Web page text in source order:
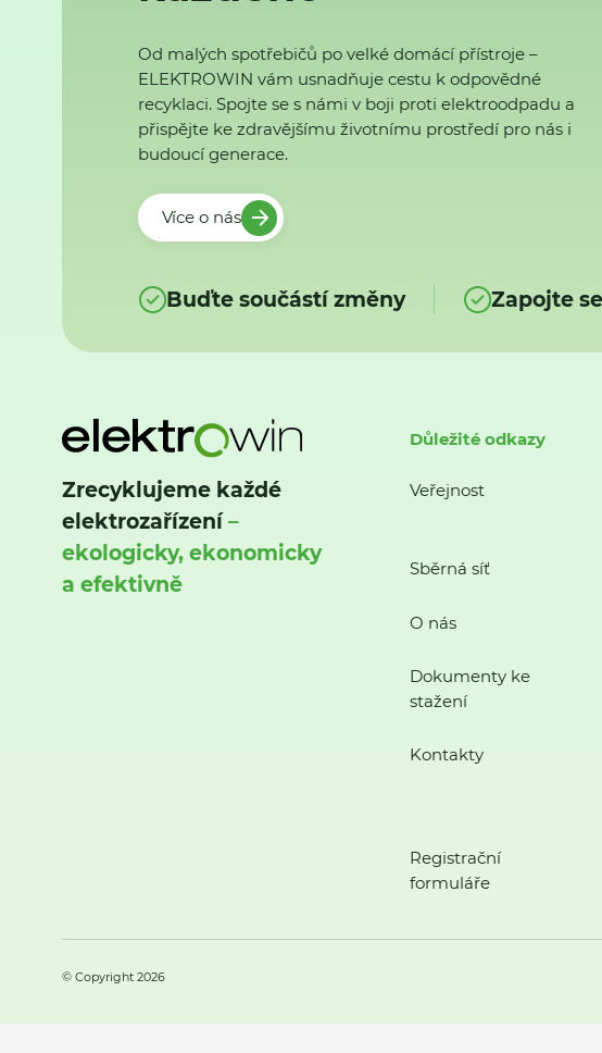
Od malých spotřebičů po velké domácí přístroje –
ELEKTROWIN vám usnadňuje cestu k odpovědné
recyklaci. Spojte se s námi v boji proti elektroodpadu a
přispějte ke zdravějšímu životnímu prostředí pro nás i
budoucí generace.
Více o nás
Buďte součástí změny Zapojte se
Zrecyklujeme každé
elektrozařízení–
ekologicky, ekonomicky
a efektivně
Důležité odkazy
Veřejnost
Sběrná síť
O nás
Dokumenty ke
stažení
Kontakty
Registrační
formuláře
© Copyright 2026